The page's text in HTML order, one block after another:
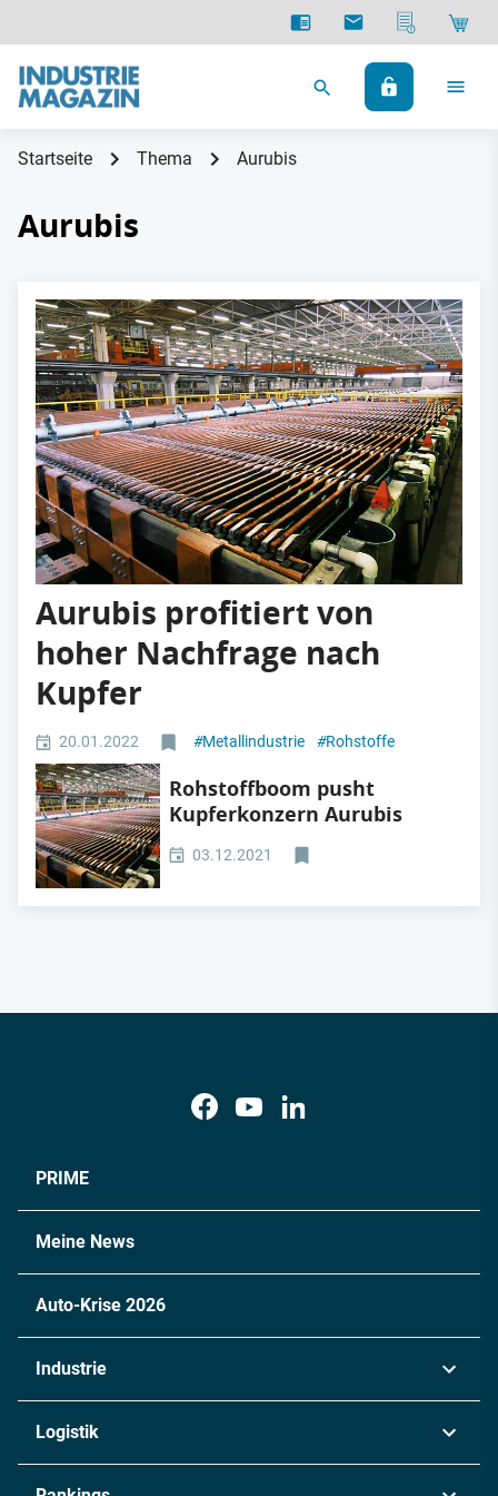
Startseite Thema Aurubis
Aurubis
Aurubis profitiert von
hoher Nachfrage nach
Kupfer
20.01.2022 #Metallindustrie #Rohstoffe
Rohstoffboom pusht
Kupferkonzern Aurubis
03.12.2021
PRIME
Meine News
Auto-Krise 2026
Industrie
Logistik